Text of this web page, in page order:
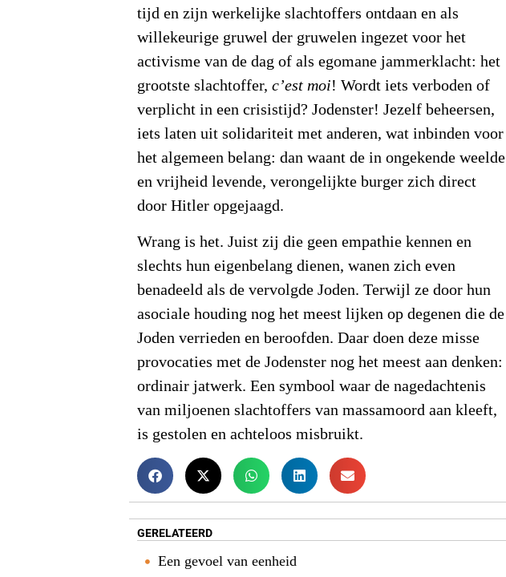
tijd en zijn werkelijke slachtoffers ontdaan en als
willekeurige gruwel der gruwelen ingezet voor het
activisme van de dag of als egomane jammerklacht: het
grootste slachtoffer,c’est moi! Wordt iets verboden of
verplicht in een crisistijd? Jodenster! Jezelf beheersen,
iets laten uit solidariteit met anderen, wat inbinden voor
het algemeen belang: dan waant de in ongekende weelde
en vrijheid levende, verongelijkte burger zich direct
door Hitler opgejaagd.
Wrang is het. Juist zij die geen empathie kennen en
slechts hun eigenbelang dienen, wanen zich even
benadeeld als de vervolgde Joden. Terwijl ze door hun
asociale houding nog het meest lijken op degenen die de
Joden verrieden en beroofden. Daar doen deze misse
provocaties met de Jodenster nog het meest aan denken:
ordinair jatwerk. Een symbool waar de nagedachtenis
van miljoenen slachtoffers van massamoord aan kleeft,
is gestolen en achteloos misbruikt.
GERELATEERD
Een gevoel van eenheid